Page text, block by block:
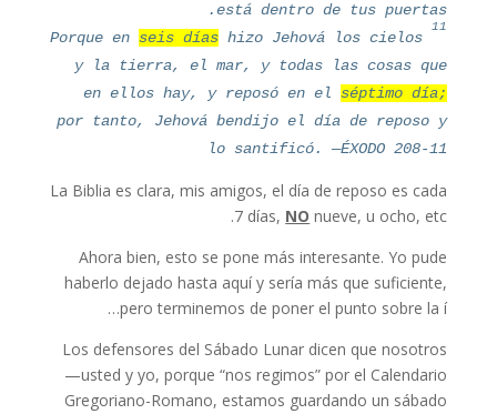
está dentro de tus puertas.
11
Porque enseis días hizo Jehová los cielos
y la tierra, el mar, y todas las cosas que
en ellos hay, y reposó en elséptimo día;
por tanto, Jehová bendijo el día de reposo y
lo santificó. —ÉXODO 208-11
La Biblia es clara, mis amigos, el día de reposo es cada
7 días, NO nueve, u ocho, etc.
Ahora bien, esto se pone más interesante. Yo pude
haberlo dejado hasta aquí y sería más que suficiente,
pero terminemos de poner el punto sobre la í…
Los defensores del Sábado Lunar dicen que nosotros
—usted y yo, porque “nos regimos” por el Calendario
Gregoriano-Romano, estamos guardando un sábado